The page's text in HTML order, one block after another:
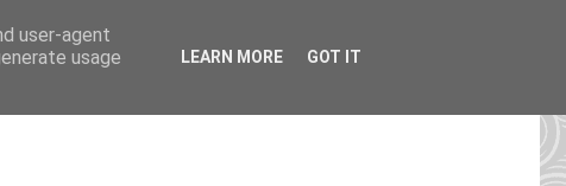
user-agent
usage
LEARN MORE GOT IT